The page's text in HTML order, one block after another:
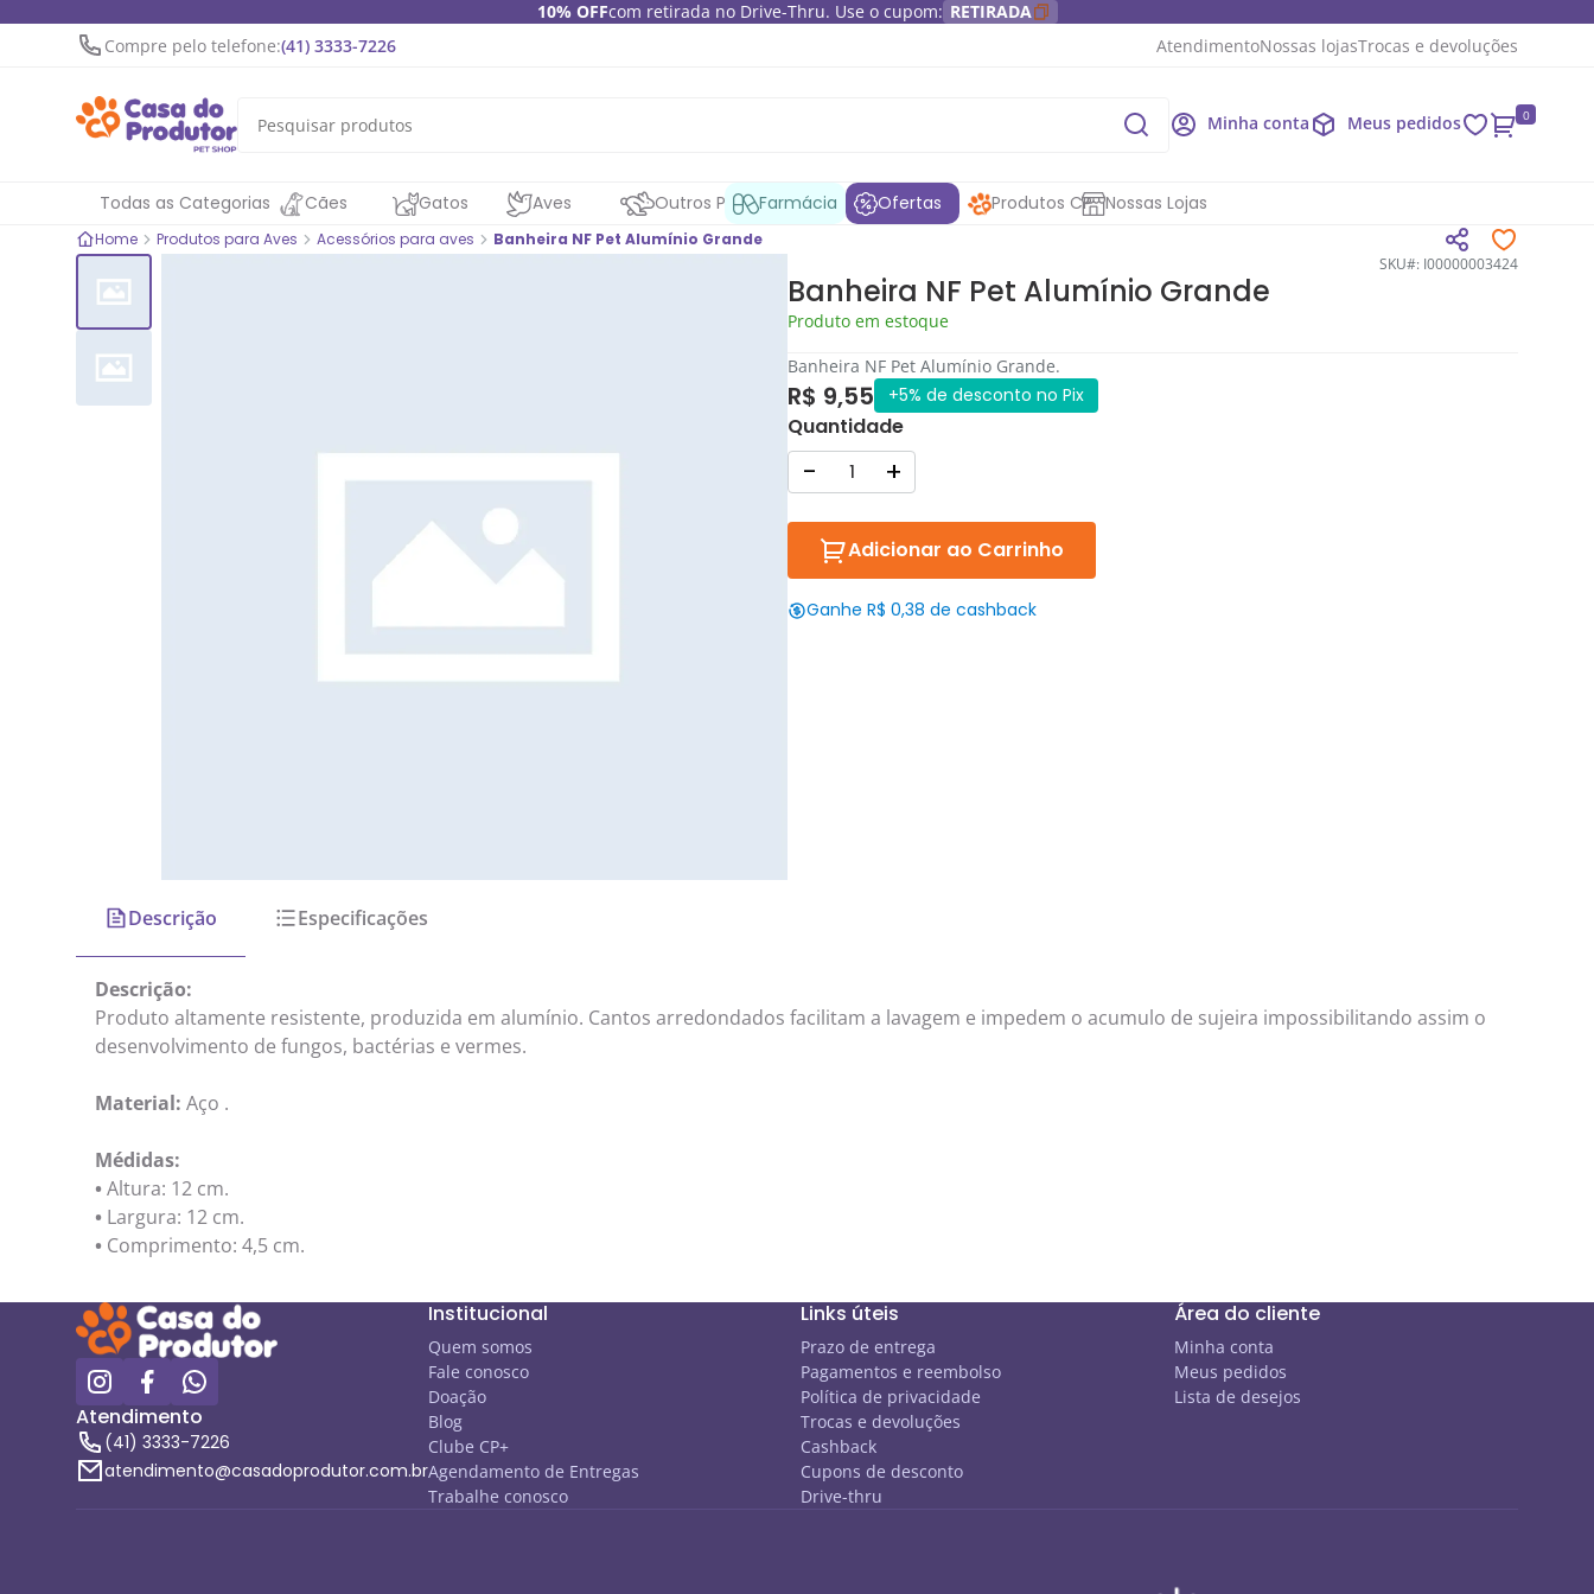
10% OFFcom retirada no Drive-Thru. Use o cupom: RETIRADA
Compre pelo telefone:(41) 3333-7226 AtendimentoNossas lojasTrocas e devoluções
Minha conta Meus pedidos 0
Todas as Categorias Cães Gatos Aves Outros Pets Farmácia Ofertas Produtos CP Nossas Lojas
Home Produtos para Aves Acessórios para aves
Banheira NF Pet Alumínio Grande
SKU#: I00000003424
Banheira NF Pet Alumínio Grande
Produto em estoque
Banheira NF Pet Alumínio Grande.
R$ 9,55 +5% de desconto no Pix
Quantidade
- +
Adicionar ao Carrinho
Ganhe R$ 0,38 de cashback
Descrição Especificações
Descrição:
Produto altamente resistente, produzida em alumínio. Cantos arredondados facilitam a lavagem e impedem o acumulo de sujeira impossibilitando assim o
desenvolvimento de fungos, bactérias e vermes.
Material: Aço .
Médidas:
•Altura: 12 cm.
• Largura: 12 cm.
• Comprimento: 4,5 cm.
Atendimento
(41) 3333-7226
atendimento@casadoprodutor.com.br
Institucional
Quem somos
Fale conosco
Doação
Blog
Clube CP+
Agendamento de Entregas
Trabalhe conosco
Links úteis
Prazo de entrega
Pagamentos e reembolso
Política de privacidade
Trocas e devoluções
Cashback
Cupons de desconto
Drive-thru
Área do cliente
Minha conta
Meus pedidos
Lista de desejos